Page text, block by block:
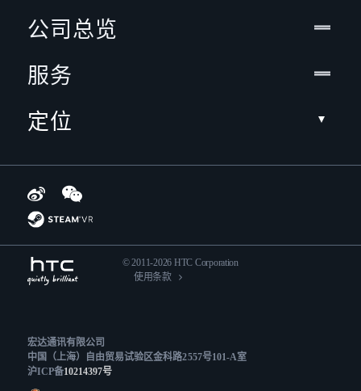
公司总览
服务
定位
© 2011-2026 HTC Corporation
使用条款
宏达通讯有限公司
中国（上海）自由贸易试验区金科路2557号101-A室
沪ICP备10214397号